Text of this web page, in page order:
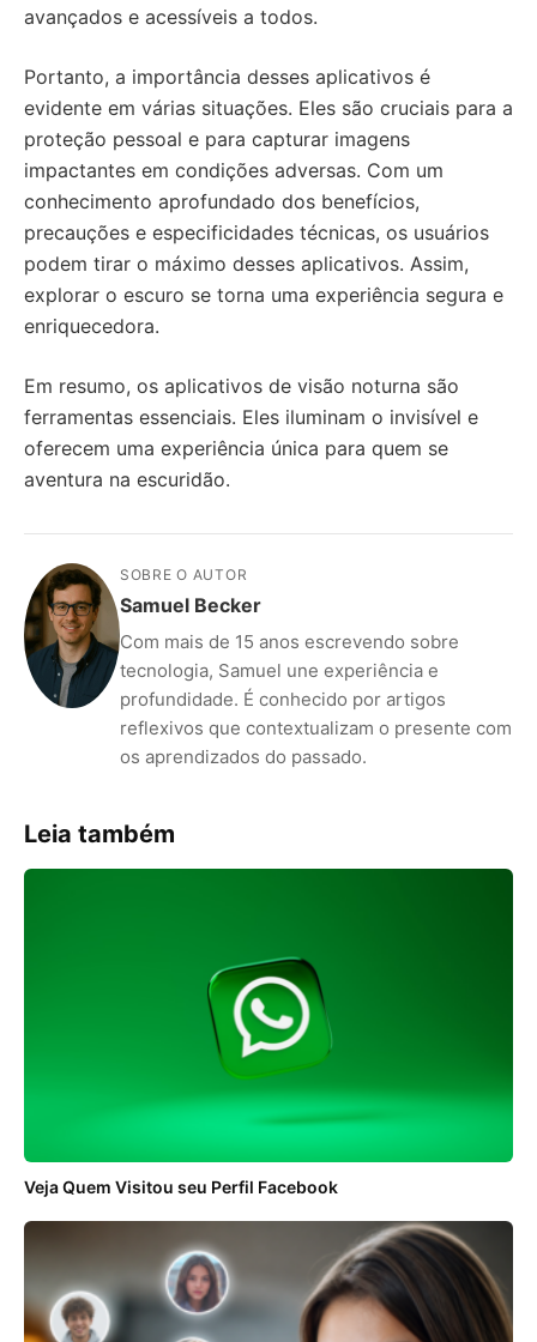
avançados e acessíveis a todos.
Portanto, a importância desses aplicativos é
evidente em várias situações. Eles são cruciais para a
proteção pessoal e para capturar imagens
impactantes em condições adversas. Com um
conhecimento aprofundado dos benefícios,
precauções e especificidades técnicas, os usuários
podem tirar o máximo desses aplicativos. Assim,
explorar o escuro se torna uma experiência segura e
enriquecedora.
Em resumo, os aplicativos de visão noturna são
ferramentas essenciais. Eles iluminam o invisível e
oferecem uma experiência única para quem se
aventura na escuridão.
SOBRE O AUTOR
Samuel Becker
Com mais de 15 anos escrevendo sobre
tecnologia, Samuel une experiência e
profundidade. É conhecido por artigos
reflexivos que contextualizam o presente com
os aprendizados do passado.
Leia também
Veja Quem Visitou seu Perfil Facebook